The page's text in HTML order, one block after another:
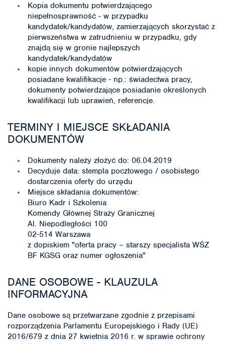
Kopia dokumentu potwierdzającego
niepełnosprawność - w przypadku
kandydatek/kandydatów, zamierzających skorzystać z
pierwszeństwa w zatrudnieniu w przypadku, gdy
znajdą się w gronie najlepszych
kandydatek/kandydatów
kopie innych dokumentów potwierdzających
posiadane kwalifikacje - np.: świadectwa pracy,
dokumenty potwierdzające posiadanie określonych
kwalifikacji lub uprawień, referencje.
TERMINY I MIEJSCE SKŁADANIA
DOKUMENTÓW
Dokumenty należy złożyć do: 06.04.2019
Decyduje data: stempla pocztowego / osobistego
dostarczenia oferty do urzędu
Miejsce składania dokumentów:
Biuro Kadr i Szkolenia
Komendy Głównej Straży Granicznej
Al. Niepodległości 100
02-514 Warszawa
z dopiskiem "oferta pracy – starszy specjalista WŚZ
BF KGSG oraz numer ogłoszenia"
DANE OSOBOWE - KLAUZULA
INFORMACYJNA
Dane osobowe są przetwarzane zgodnie z przepisami
rozporządzenia Parlamentu Europejskiego i Rady (UE)
2016/679 z dnia 27 kwietnia 2016 r. w sprawie ochrony